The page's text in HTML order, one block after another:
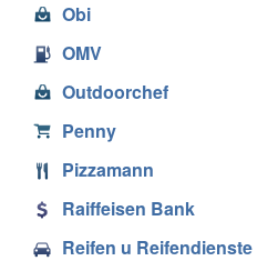
Obi
OMV
Outdoorchef
Penny
Pizzamann
Raiffeisen Bank
Reifen u Reifendienste